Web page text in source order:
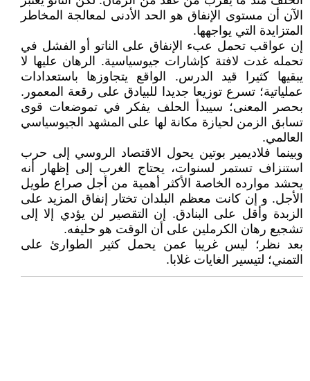
الآن أن مستوى الإنفاق هو الحد الأدنى لمعالجة المخاطر
المتزايدة التي يواجهها.
إن عواقب تحمل عبء الإنفاق على الناتو أو الفشل في
تحمله غدت لافتة كإشارات جيوسياسية. الرهان عليها لا
يبقيها كثيرا قيد الدرس. الواقع يتجاوزها باستعدادات
عملياتية؛ تسرع توزيعا جديدا للبيادق على رقعة المعمور.
بحصر المعنى؛ سيبدأ الحلف يفكر في تموضعات قوى
تسابق الزمن لحيازة مكانة لها على المشهد الجيوسياسي
العالمي.
وبينما فلاديمير بوتين يحول الاقتصاد الروسي إلى حرب
استنزاف تستمر لسنوات، يحتاج الغرب إلى إظهار أنه
يحشد موارده الخاصة الأكثر أهمية من أجل صراع طويل
الأجل. و إن كانت معظم البلدان تختار إنفاق المزيد على
الزبدة وأقل على البنادق. إن التقصير لن يؤدي إلا إلى
تشجيع رهان الكرملين على أن الوقت هو حليفه.
بعد نظر؛ ليس غريبا عمن يحمل كثير الطوارئ على
التمني؛ لتيسير الغايات غلابا.